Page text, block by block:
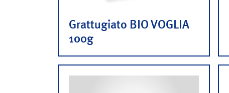
Grattugiato BIO VOGLIA
100g